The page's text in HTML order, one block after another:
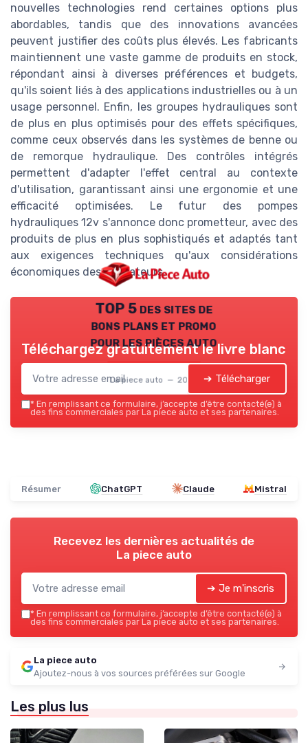
nouvelles technologies rend certaines options plus
abordables, tandis que des innovations avancées
peuvent justifier des coûts plus élevés. Les fabricants
maintiennent une vaste gamme de produits en stock,
répondant ainsi à diverses préférences et budgets,
qu'ils soient liés à des applications industrielles ou à un
usage personnel. Enfin, les groupes hydrauliques sont
de plus en plus optimisés pour des effets spécifiques,
comme ceux observés dans les systèmes de benne ou
de remorque hydraulique. Des contrôles intégrés
permettent d'adapter l'effet central au contexte
d'utilisation, garantissant ainsi une ergonomie et une
efficacité optimisées. Le futur des pompes
hydrauliques 12v s'annonce donc prometteur, avec des
produits de plus en plus sophistiqués et adaptés tant
aux exigences techniques qu'aux considérations
économiques des utilisateurs.
TOP 5 des sites de
bons plans et promo
pour les pièces auto
La piece auto — 2026
Téléchargez gratuitement le livre blanc
➔ Télécharger
* En remplissant ce formulaire, j’accepte d’être contacté(e) à
des fins commerciales par La piece auto et ses partenaires.
Résumer ChatGPT Claude Mistral
Recevez les dernières actualités de
La piece auto
➔ Je m'inscris
* En remplissant ce formulaire, j’accepte d’être contacté(e) à
des fins commerciales par La piece auto et ses partenaires.
La piece auto
Ajoutez-nous à vos sources préférées sur Google
Les plus lus